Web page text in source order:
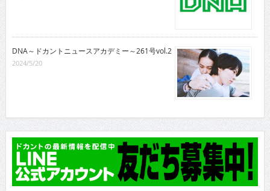
DNA～ドカントニュースアカデミー～261号vol.2
2024/5/20